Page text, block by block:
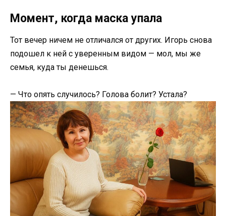
Момент, когда маска упала
Тот вечер ничем не отличался от других. Игорь снова
подошел к ней с уверенным видом — мол, мы же
семья, куда ты денешься.
— Что опять случилось? Голова болит? Устала?